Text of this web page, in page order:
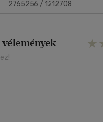
2765256 / 1212708